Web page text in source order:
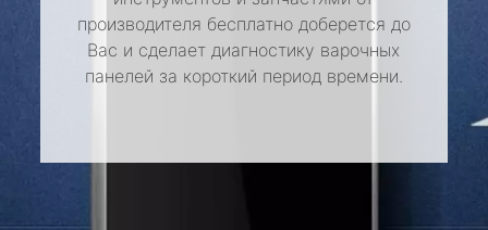
производителя бесплатно доберется до
Вас и сделает диагностику варочных
панелей за короткий период времени.